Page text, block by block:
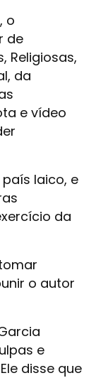
o
de
Religiosas,
da
e vídeo
laico, e
da
o autor
e
disse que